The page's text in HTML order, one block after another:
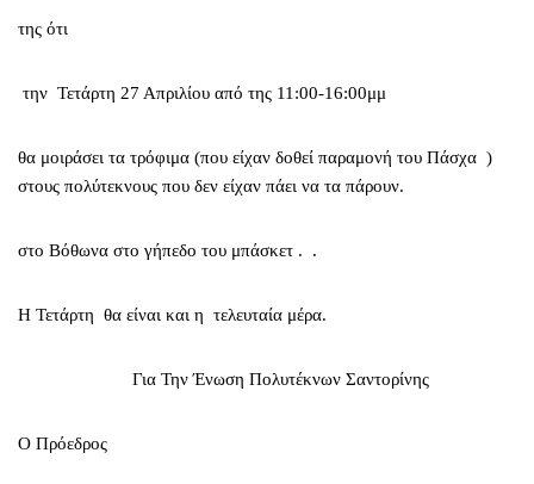
της ότι
την Τετάρτη 27 Απριλίου από της 11:00-16:00μμ
θα μοιράσει τα τρόφιμα (που είχαν δοθεί παραμονή του Πάσχα )
στους πολύτεκνους που δεν είχαν πάει να τα πάρουν.
στο Βόθωνα στο γήπεδο του μπάσκετ . .
Η Τετάρτη θα είναι και η τελευταία μέρα.
Για Την Ένωση Πολυτέκνων Σαντορίνης
Ο Πρόεδρος